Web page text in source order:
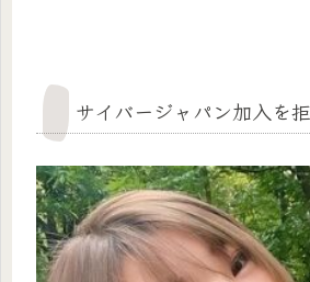
サイバージャパン加入を